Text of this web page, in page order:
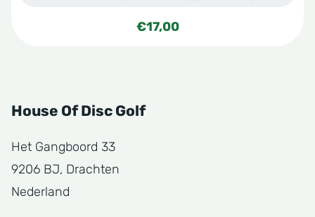
€17,00
House Of Disc Golf
Het Gangboord 33
9206 BJ, Drachten
Nederland